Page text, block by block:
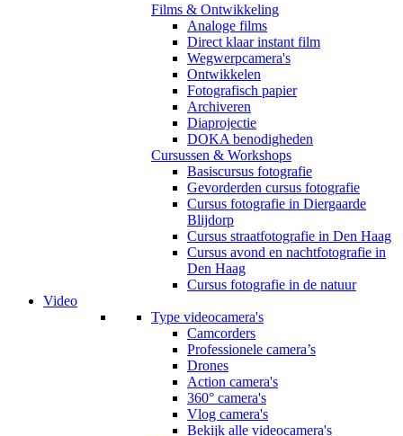
Films & Ontwikkeling
Analoge films
Direct klaar instant film
Wegwerpcamera's
Ontwikkelen
Fotografisch papier
Archiveren
Diaprojectie
DOKA benodigheden
Cursussen & Workshops
Basiscursus fotografie
Gevorderden cursus fotografie
Cursus fotografie in Diergaarde
Blijdorp
Cursus straatfotografie in Den Haag
Cursus avond en nachtfotografie in
Den Haag
Cursus fotografie in de natuur
Video
Type videocamera's
Camcorders
Professionele camera’s
Drones
Action camera's
360° camera's
Vlog camera's
Bekijk alle videocamera's